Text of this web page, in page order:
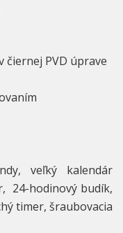
čiernej PVD úprave
veľký kalendár
24-hodinový budík,
timer, šraubovacia